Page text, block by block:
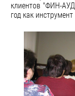
клиентов "ФИН-
год как